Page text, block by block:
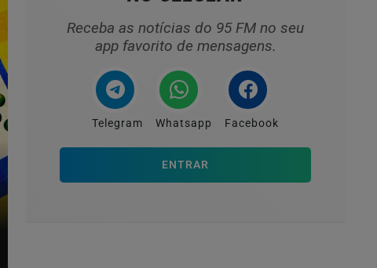
Receba as notícias do 95 FM no seu
app favorito de mensagens.
Telegram Whatsapp Facebook
ENTRAR